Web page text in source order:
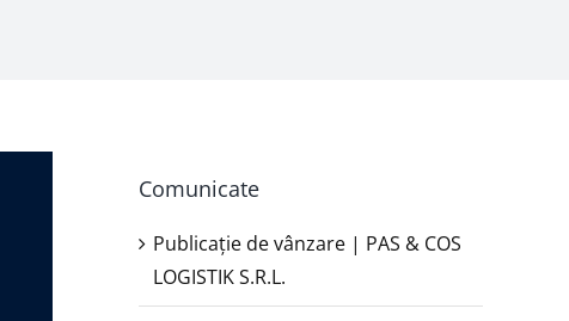
Comunicate
Publicație de vânzare | PAS & COS
LOGISTIK S.R.L.